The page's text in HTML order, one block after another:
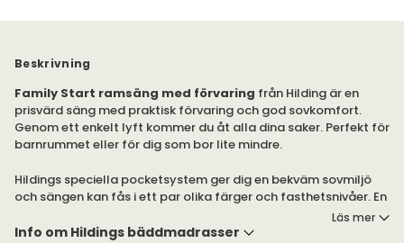
Beskrivning
Family Start ramsäng med förvaring från Hilding är en
prisvärd säng med praktisk förvaring och god sovkomfort.
Genom ett enkelt lyft kommer du åt alla dina saker. Perfekt för
barnrummet eller för dig som bor lite mindre.
Hildings speciella pocketsystem ger dig en bekväm sovmiljö
och sängen kan fås i ett par olika färger och fasthetsnivåer. En
kvalitetssäng till ett riktigt bra pris. Byggd med senaste teknik
och väl utvalda material som ger en riktigt bra säng.
Läs mer
Info om Hildings bäddmadrasser